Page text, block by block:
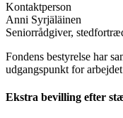
Kontaktperson
Anni Syrjäläinen
Seniorrådgiver,
Fondens bestyrelse har
udgangspunkt for
Ekstra bevilling efter